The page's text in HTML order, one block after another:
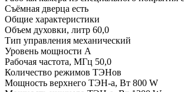
Съёмная дверца есть
Общие характеристики
Объем духовки, литр 60,0
Тип управления механический
Уровень мощности A
Рабочая частота, МГц 50,0
Количество режимов ТЭНов
Мощность верхнего ТЭН-а, Вт 800 W